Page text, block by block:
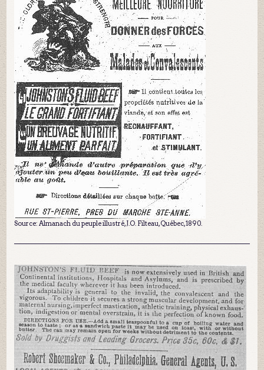
Source: Almanach du peuple illustré, J.O. Filteau, Québec, 1890.